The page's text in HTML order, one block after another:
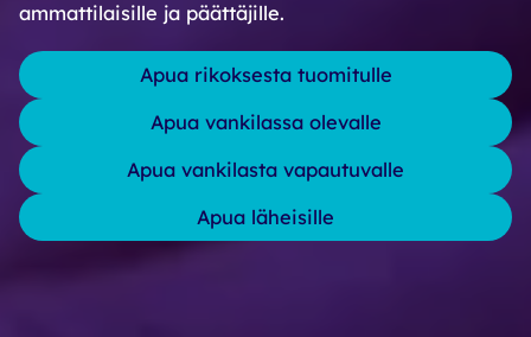
ammattilaisille ja päättäjille.
Apua rikoksesta tuomitulle
Apua vankilassa olevalle
Apua vankilasta vapautuvalle
Apua läheisille